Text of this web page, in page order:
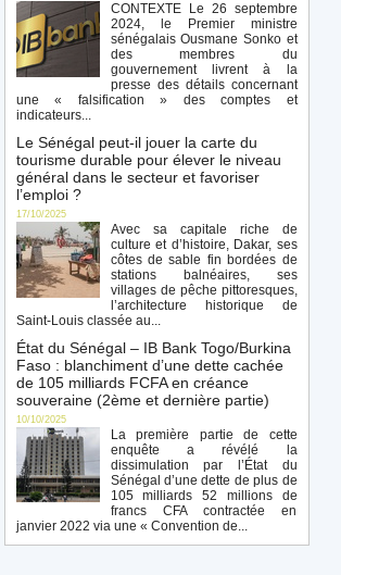
CONTEXTE Le 26 septembre
2024, le Premier ministre
sénégalais Ousmane Sonko et
des membres du
gouvernement livrent à la
presse des détails concernant
une « falsification » des comptes et
indicateurs...
Le Sénégal peut-il jouer la carte du
tourisme durable pour élever le niveau
général dans le secteur et favoriser
l’emploi ?
17/10/2025
Avec sa capitale riche de
culture et d’histoire, Dakar, ses
côtes de sable fin bordées de
stations balnéaires, ses
villages de pêche pittoresques,
l’architecture historique de
Saint-Louis classée au...
État du Sénégal – IB Bank Togo/Burkina
Faso : blanchiment d’une dette cachée
de 105 milliards FCFA en créance
souveraine (2ème et dernière partie)
10/10/2025
La première partie de cette
enquête a révélé la
dissimulation par l’État du
Sénégal d’une dette de plus de
105 milliards 52 millions de
francs CFA contractée en
janvier 2022 via une « Convention de...